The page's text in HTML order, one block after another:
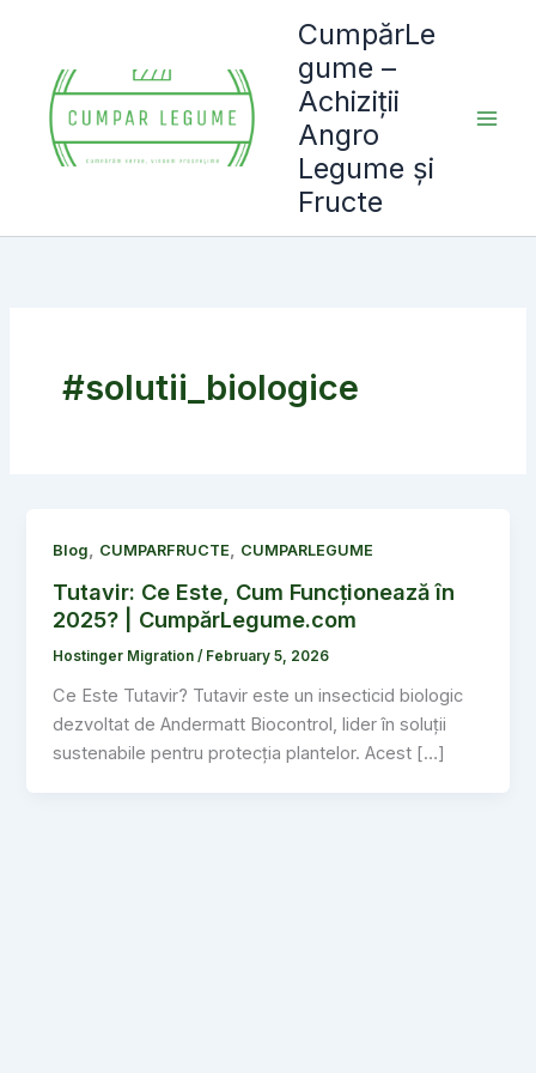
content
CumpărLe
gume –
Achiziții
Angro
Legume și
Fructe
#solutii_biologice
Blog, CUMPARFRUCTE, CUMPARLEGUME
Tutavir: Ce Este, Cum Funcționează în
2025? | CumpărLegume.com
Hostinger Migration/ February 5, 2026
Ce Este Tutavir? Tutavir este un insecticid biologic
dezvoltat de Andermatt Biocontrol, lider în soluții
sustenabile pentru protecția plantelor. Acest […]